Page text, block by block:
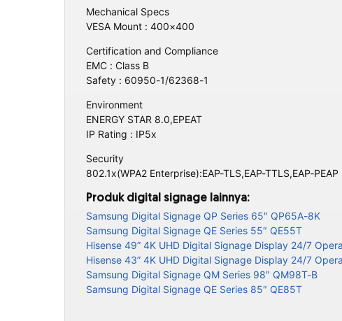
Mechanical Specs
VESA Mount : 400×400
Certification and Compliance
EMC : Class B
Safety : 60950-1/62368-1
Environment
ENERGY STAR 8.0,EPEAT
IP Rating : IP5x
Security
802.1x(WPA2 Enterprise):EAP-TLS,EAP-TTLS,EAP-PEAP
Produk digital signage lainnya:
Samsung Digital Signage QP Series 65″ QP65A-8K
Samsung Digital Signage QE Series 55″ QE55T
Hisense 49” 4K UHD Digital Signage Display 24/7
Hisense 43” 4K UHD Digital Signage Display 24/7
Samsung Digital Signage QM Series 98″ QM98T-B
Samsung Digital Signage QE Series 85″ QE85T